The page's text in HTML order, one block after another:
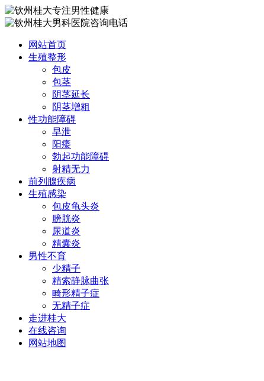
网站首页
生殖整形
包皮
包茎
阴茎延长
阴茎增粗
性功能障碍
早泄
阳痿
勃起功能障碍
射精无力
前列腺疾病
生殖感染
包皮龟头炎
膀胱炎
尿道炎
精囊炎
男性不育
少精子
精索静脉曲张
畸形精子症
无精子症
走进桂大
在线咨询
网站地图